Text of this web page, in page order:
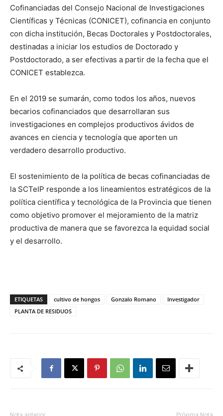
Cofinanciadas del Consejo Nacional de Investigaciones
Científicas y Técnicas (CONICET), cofinancia en conjunto
con dicha institución, Becas Doctorales y Postdoctorales,
destinadas a iniciar los estudios de Doctorado y
Postdoctorado, a ser efectivas a partir de la fecha que el
CONICET establezca.
En el 2019 se sumarán, como todos los años, nuevos
becarios cofinanciados que desarrollaran sus
investigaciones en complejos productivos ávidos de
avances en ciencia y tecnología que aporten un
verdadero desarrollo productivo.
El sostenimiento de la política de becas cofinanciadas de
la SCTeIP responde a los lineamientos estratégicos de la
política científica y tecnológica de la Provincia que tienen
como objetivo promover el mejoramiento de la matriz
productiva de manera que se favorezca la equidad social
y el desarrollo.
ETIQUETAS cultivo de hongos Gonzalo Romano
Investigador
PLANTA DE RESIDUOS